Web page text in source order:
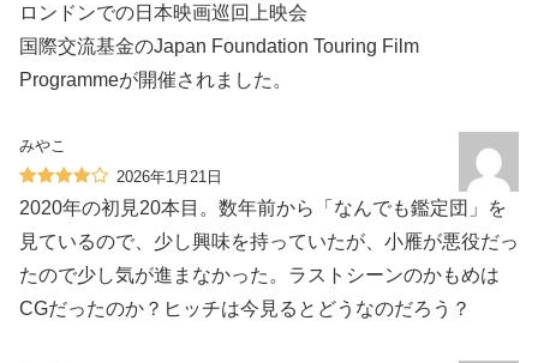
ロンドンでの日本映画巡回上映会
国際交流基金のJapan Foundation Touring Film
Programmeが開催されました。
みやこ
2026年1月21日
2020年の初見20本目。数年前から「なんでも鑑定団」を
見ているので、少し興味を持っていたが、小雁が悪役だっ
たので少し気が進まなかった。ラストシーンのかもめは
CGだったのか？ヒッチは今見るとどうなのだろう？